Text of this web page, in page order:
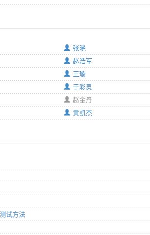
张晓
赵浩军
王璇
于彩灵
赵金丹
黄凯杰
试方法